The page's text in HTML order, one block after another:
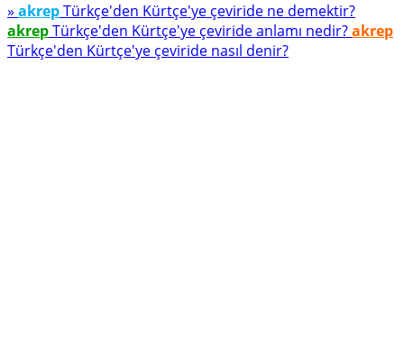
» akrepTürkçe'den Kürtçe'ye çeviride ne demektir?
akrepTürkçe'den Kürtçe'ye çeviride anlamı nedir?akrep
Türkçe'den Kürtçe'ye çeviride nasıl denir?